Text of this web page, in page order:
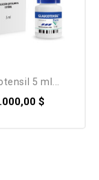
5 ml...
$